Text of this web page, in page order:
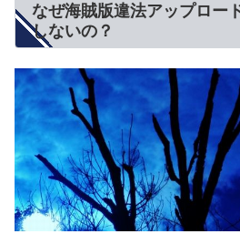
なぜ海賊版違法アップロー
しないの？